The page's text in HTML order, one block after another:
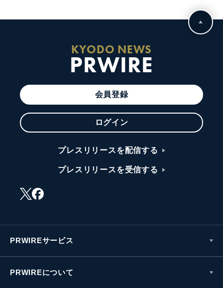
KYODO NEWS
PRWIRE
会員登録
ログイン
プレスリリースを配信する
プレスリリースを受信する
PRWIREサービス
PRWIREについて